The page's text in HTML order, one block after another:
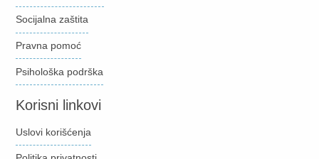
Socijalna zaštita
Pravna pomoć
Psihološka podrška
Korisni linkovi
Uslovi korišćenja